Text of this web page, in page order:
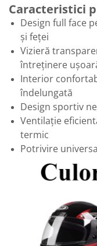
Caracteristici
Design full face
și feței
Vizieră
întreținere
Interior
îndelungată
Design sportiv
Ventilație
termic
Potrivire